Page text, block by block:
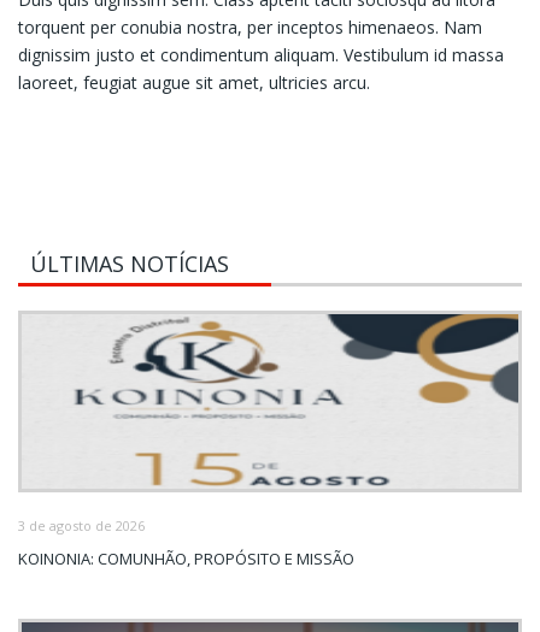
torquent per conubia nostra, per inceptos himenaeos. Nam
dignissim justo et condimentum aliquam. Vestibulum id massa
laoreet, feugiat augue sit amet, ultricies arcu.
ÚLTIMAS NOTÍCIAS
3 de agosto de 2026
KOINONIA: COMUNHÃO, PROPÓSITO E MISSÃO